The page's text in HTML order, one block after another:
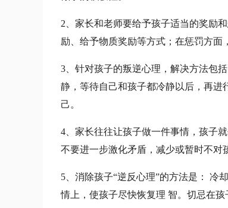
2、家长和老师要给予孩子适当的奖励
励、给予物质奖励等方式；在惩罚方面
3、针对孩子的叛逆心理，解决方法包
静，等待自己和孩子都冷静以后，再进
己。
4、家长往往让孩子做一件事情，孩子
不要进一步激化矛盾，减少或暂时不对
5、消除孩子“逆反心理”的方法是： 冷
情上，使孩子尽快恢复理 智。切忌在孩